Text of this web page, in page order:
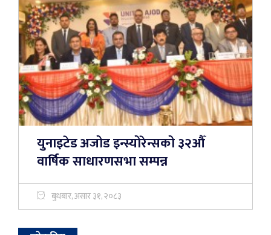
युनाइटेड अजोड इन्स्योरेन्सको ३२औँ
वार्षिक साधारणसभा सम्पन्न
बुधबार, असार ३१, २०८३